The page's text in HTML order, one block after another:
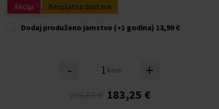
Akcija
Besplatna dostava
Dodaj produženo jamstvo (+1 godina) 13,99 €
- kom. +
183,25 €